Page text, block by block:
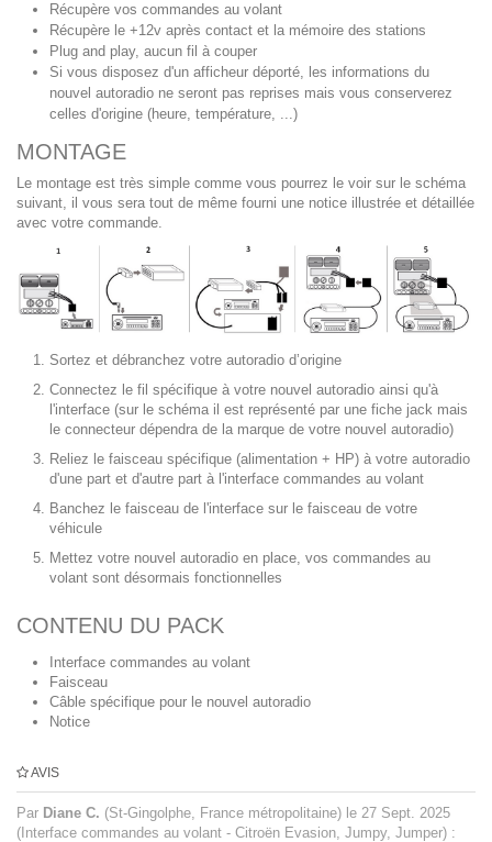
Récupère vos commandes au volant
Récupère le +12v après contact et la mémoire des stations
Plug and play, aucun fil à couper
Si vous disposez d'un afficheur déporté, les informations du
nouvel autoradio ne seront pas reprises mais vous conserverez
celles d'origine (heure, température, ...)
MONTAGE
Le montage est très simple comme vous pourrez le voir sur le schéma
suivant, il vous sera tout de même fourni une notice illustrée et détaillée
avec votre commande.
Sortez et débranchez votre autoradio d’origine
Connectez le fil spécifique à votre nouvel autoradio ainsi qu'à
l'interface (sur le schéma il est représenté par une fiche jack mais
le connecteur dépendra de la marque de votre nouvel autoradio)
Reliez le faisceau spécifique (alimentation + HP) à votre autoradio
d'une part et d'autre part à l'interface commandes au volant
Banchez le faisceau de l'interface sur le faisceau de votre
véhicule
Mettez votre nouvel autoradio en place, vos commandes au
volant sont désormais fonctionnelles
CONTENU DU PACK
Interface commandes au volant
Faisceau
Câble spécifique pour le nouvel autoradio
Notice
AVIS
Par Diane C. (St-Gingolphe, France métropolitaine) le 27 Sept. 2025
( Interface commandes au volant - Citroën Evasion, Jumpy, Jumper) :